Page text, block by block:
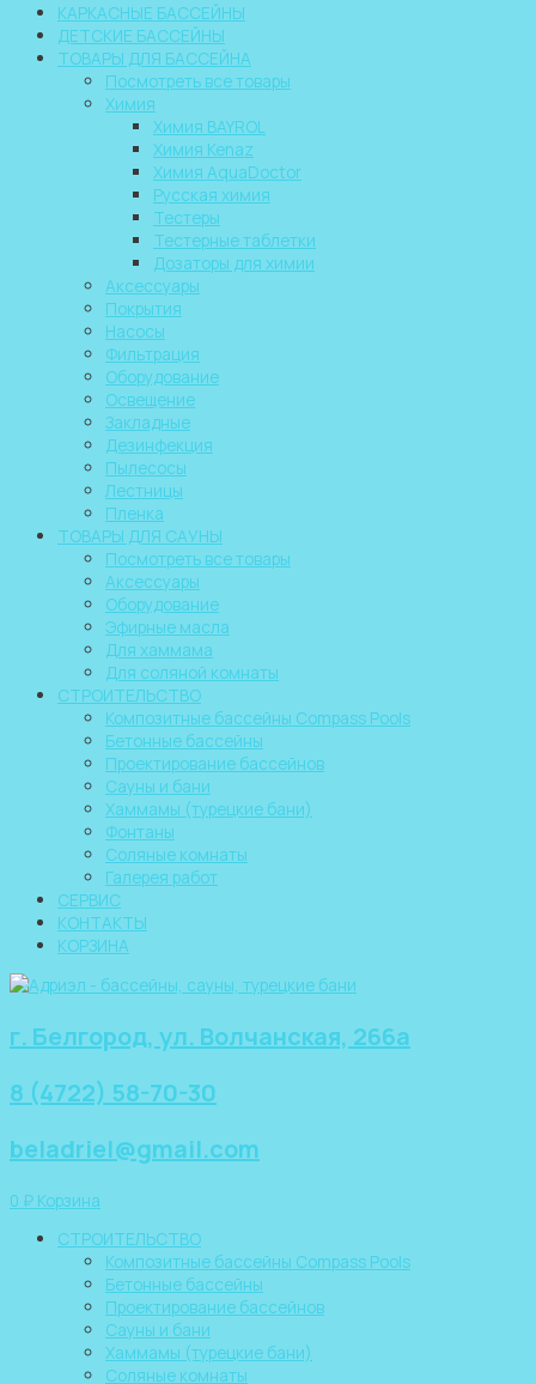
КАРКАСНЫЕ БАССЕЙНЫ
ДЕТСКИЕ БАССЕЙНЫ
ТОВАРЫ ДЛЯ БАССЕЙНА
Посмотреть все товары
Химия
Химия BAYROL
Химия Kenaz
Химия AquaDoctor
Русская химия
Тестеры
Тестерные таблетки
Дозаторы для химии
Аксессуары
Покрытия
Насосы
Фильтрация
Оборудование
Освещение
Закладные
Дезинфекция
Пылесосы
Лестницы
Пленка
ТОВАРЫ ДЛЯ САУНЫ
Посмотреть все товары
Аксессуары
Оборудование
Эфирные масла
Для хаммама
Для соляной комнаты
СТРОИТЕЛЬСТВО
Композитные бассейны Compass Pools
Бетонные бассейны
Проектирование бассейнов
Сауны и бани
Хаммамы (турецкие бани)
Фонтаны
Соляные комнаты
Галерея работ
СЕРВИС
КОНТАКТЫ
КОРЗИНА
г. Белгород, ул. Волчанская, 266а
8 (4722) 58-70-30
beladriel@gmail.com
0 ₽ Корзина
СТРОИТЕЛЬСТВО
Композитные бассейны Compass Pools
Бетонные бассейны
Проектирование бассейнов
Сауны и бани
Хаммамы (турецкие бани)
Соляные комнаты